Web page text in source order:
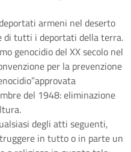
armeni nel deserto
di tutti i deportati della terra.
genocidio del XX secolo nel
per la prevenzione
del 1948: eliminazione
degli atti seguenti,
in tutto o in parte un